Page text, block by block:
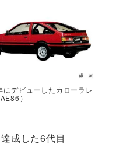
にデビューしたカローラレ
）
成した6代目